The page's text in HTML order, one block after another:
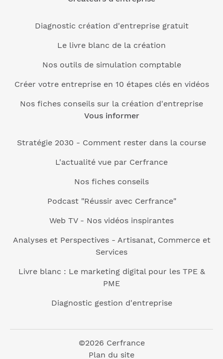
Diagnostic création d'entreprise gratuit
Le livre blanc de la création
Nos outils de simulation comptable
Créer votre entreprise en 10 étapes clés en vidéos
Nos fiches conseils sur la création d'entreprise
Vous informer
Stratégie 2030 - Comment rester dans la course
L'actualité vue par Cerfrance
Nos fiches conseils
Podcast "Réussir avec Cerfrance"
Web TV - Nos vidéos inspirantes
Analyses et Perspectives - Artisanat, Commerce et
Services
Livre blanc : Le marketing digital pour les TPE &
PME
Diagnostic gestion d'entreprise
©2026 Cerfrance
Plan du site